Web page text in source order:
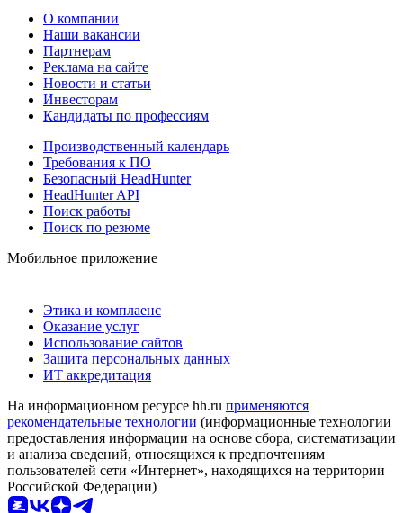
О компании
Наши вакансии
Партнерам
Реклама на сайте
Новости и статьи
Инвесторам
Кандидаты по профессиям
Производственный календарь
Требования к ПО
Безопасный HeadHunter
HeadHunter API
Поиск работы
Поиск по резюме
Мобильное приложение
Этика и комплаенс
Оказание услуг
Использование сайтов
Защита персональных данных
ИТ аккредитация
На информационном ресурсе hh.ru применяются
рекомендательные технологии (информационные технологии
предоставления информации на основе сбора, систематизации
и анализа сведений, относящихся к предпочтениям
пользователей сети «Интернет», находящихся на территории
Российской Федерации)